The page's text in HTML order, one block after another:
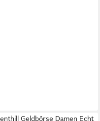
Geldbörse Damen Echt